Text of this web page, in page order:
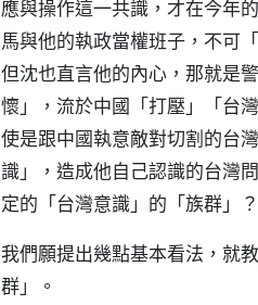
應與操作這一共識，才在今年
馬與他的執政當權班子，不可
但沈也直言他的內心，那就是
懷」，流於中國「打壓」「台
使是跟中國執意敵對切割的台
識」，造成他自己認識的台灣
定的「台灣意識」的「族群」
我們願提出幾點基本看法，就
群」。